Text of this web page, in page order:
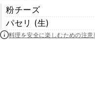
粉チーズ
パセリ (生)
料理を安全に楽しむための注意